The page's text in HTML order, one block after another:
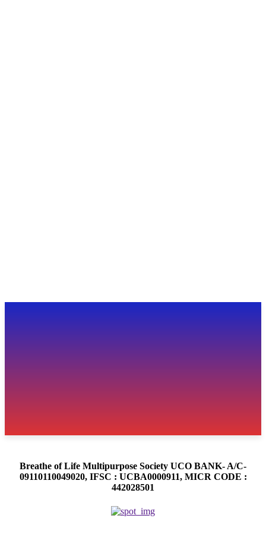
Breathe of Life Multipurpose Society UCO BANK- A/C-
09110110049020, IFSC : UCBA0000911, MICR CODE :
442028501